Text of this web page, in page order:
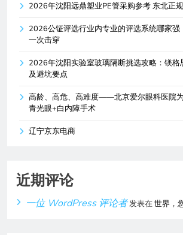
2026年沈阳远鼎塑业PE管采购参考 东北正
2026公钲评选行业内专业的评选系统哪家强
一次击穿
2026年沈阳实验室玻璃隔断挑选攻略：镁格
及避坑要点
高龄、高危、高难度——北京爱尔眼科医院
青光眼+白内障手术
辽宁京东电商
近期评论
一位 WordPress 评论者发表在世界，